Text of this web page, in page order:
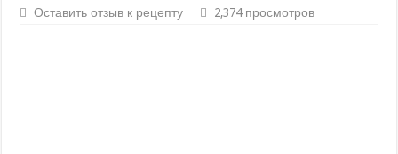
Оставить отзыв к рецепту 2,374 просмотров